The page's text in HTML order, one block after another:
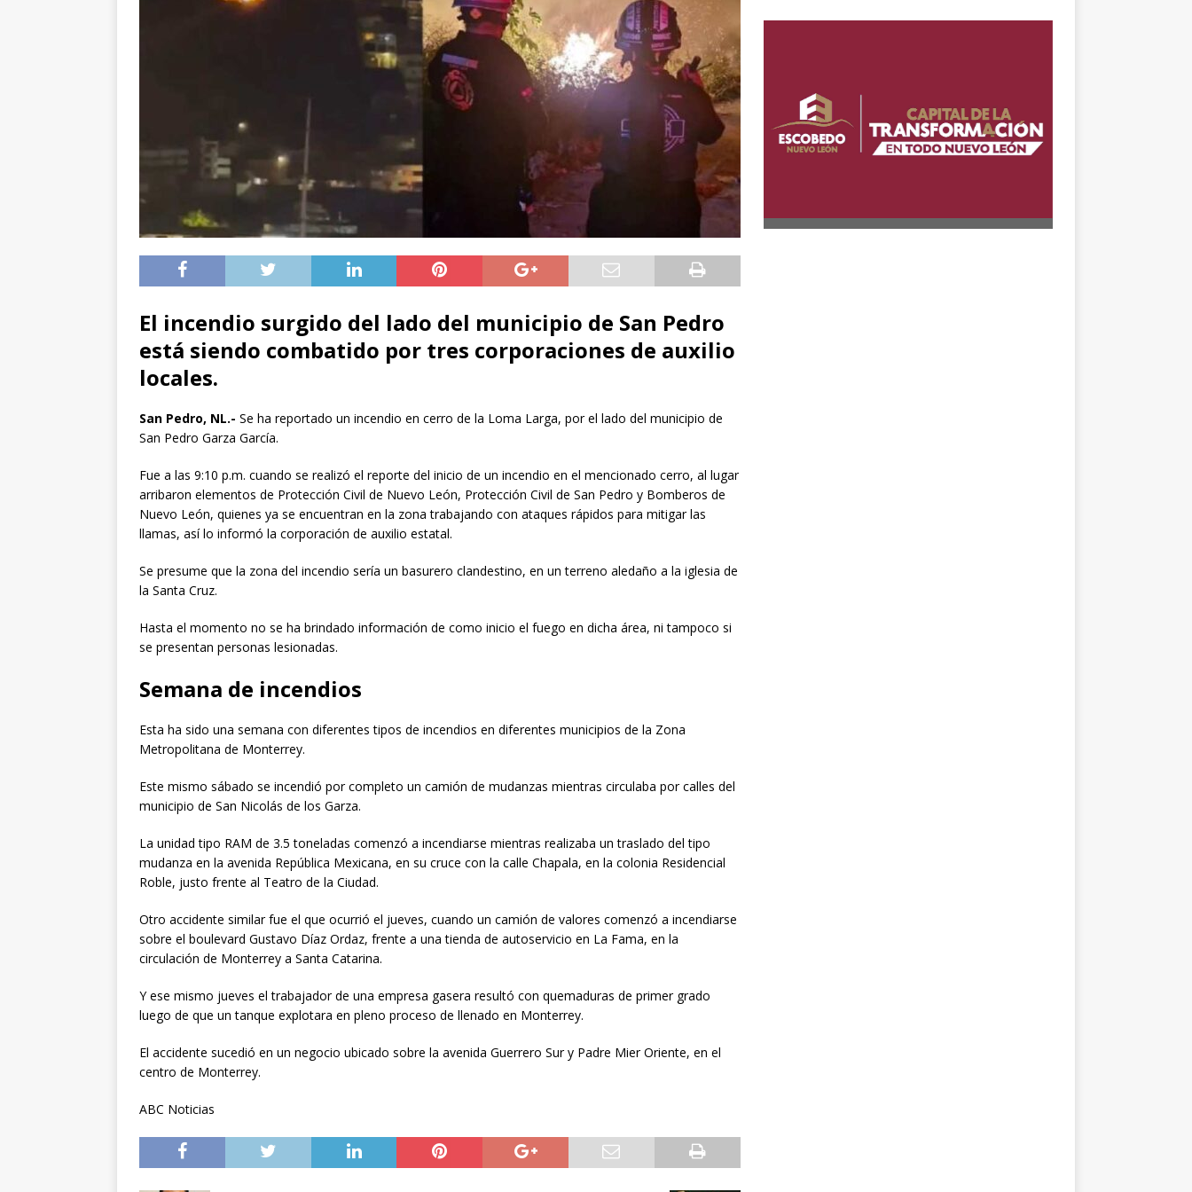
El incendio surgido del lado del municipio de San Pedro
está siendo combatido por tres corporaciones de auxilio
locales.
San Pedro, NL.- Se ha reportado un incendio en cerro de la Loma Larga, por el lado del municipio de
San Pedro Garza García.
Fue a las 9:10 p.m. cuando se realizó el reporte del inicio de un incendio en el mencionado cerro, al lugar
arribaron elementos de Protección Civil de Nuevo León, Protección Civil de San Pedro y Bomberos de
Nuevo León, quienes ya se encuentran en la zona trabajando con ataques rápidos para mitigar las
llamas, así lo informó la corporación de auxilio estatal.
Se presume que la zona del incendio sería un basurero clandestino, en un terreno aledaño a la iglesia de
la Santa Cruz.
Hasta el momento no se ha brindado información de como inicio el fuego en dicha área, ni tampoco si
se presentan personas lesionadas.
Semana de incendios
Esta ha sido una semana con diferentes tipos de incendios en diferentes municipios de la Zona
Metropolitana de Monterrey.
Este mismo sábado se incendió por completo un camión de mudanzas mientras circulaba por calles del
municipio de San Nicolás de los Garza.
La unidad tipo RAM de 3.5 toneladas comenzó a incendiarse mientras realizaba un traslado del tipo
mudanza en la avenida República Mexicana, en su cruce con la calle Chapala, en la colonia Residencial
Roble, justo frente al Teatro de la Ciudad.
Otro accidente similar fue el que ocurrió el jueves, cuando un camión de valores comenzó a incendiarse
sobre el boulevard Gustavo Díaz Ordaz, frente a una tienda de autoservicio en La Fama, en la
circulación de Monterrey a Santa Catarina.
Y ese mismo jueves el trabajador de una empresa gasera resultó con quemaduras de primer grado
luego de que un tanque explotara en pleno proceso de llenado en Monterrey.
El accidente sucedió en un negocio ubicado sobre la avenida Guerrero Sur y Padre Mier Oriente, en el
centro de Monterrey.
ABC Noticias